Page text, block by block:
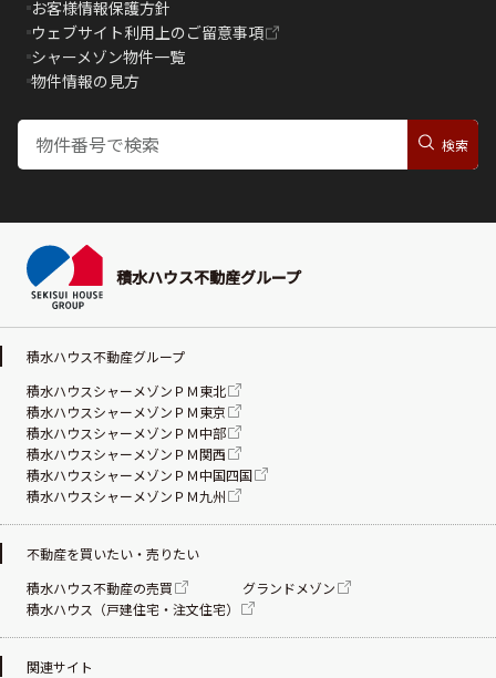
お客様情報保護方針
ウェブサイト利用上のご留意事項
シャーメゾン物件一覧
物件情報の見方
積水ハウス不動産グループ
積水ハウス不動産グループ
積水ハウスシャーメゾンＰＭ東北
積水ハウスシャーメゾンＰＭ東京
積水ハウスシャーメゾンＰＭ中部
積水ハウスシャーメゾンＰＭ関西
積水ハウスシャーメゾンＰＭ中国四国
積水ハウスシャーメゾンＰＭ九州
不動産を買いたい・売りたい
積水ハウス不動産の売買
グランドメゾン
積水ハウス（戸建住宅・注文住宅）
関連サイト